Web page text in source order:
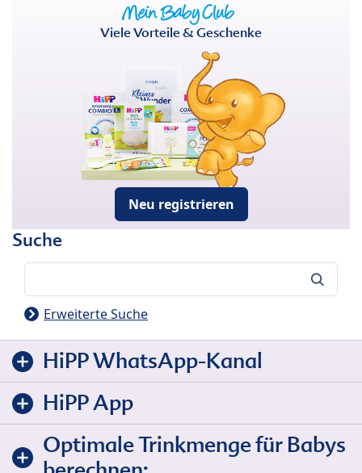
Viele Vorteile & Geschenke
Neu registrieren
Suche
Erweiterte Suche
HiPP WhatsApp-Kanal
HiPP App
Optimale Trinkmenge für Babys